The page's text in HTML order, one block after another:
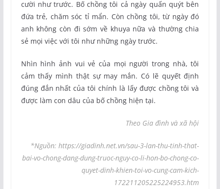
cười như trước. Bố chồng tôi cả ngày quấn quýt bên
đứa trẻ, chăm sóc tỉ mẩn. Còn chồng tôi, từ ngày đó
anh không còn đi sớm về khuya nữa và thường chia
sẻ mọi việc với tôi như những ngày trước.
Nhìn hình ảnh vui vẻ của mọi người trong nhà, tôi
cảm thấy mình thật sự may mắn. Có lẽ quyết định
đúng đắn nhất của tôi chính là lấy được chồng tôi và
được làm con dâu của bố chồng hiện tại.
Theo Gia đình và xã hội
*Nguồn: https://giadinh.net.vn/sau-3-lan-thu-tinh-that-
bai-vo-chong-dang-dung-truoc-nguy-co-li-hon-bo-chong-co-
quyet-dinh-khien-toi-vo-cung-cam-kich-
172211205225224953.htm